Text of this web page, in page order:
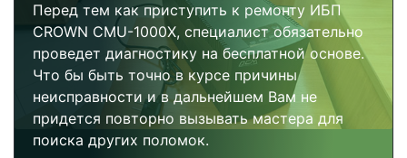
Перед тем как приступить к ремонту ИБП
CROWN CMU-1000X, специалист обязательно
проведет диагностику на бесплатной основе.
Что бы быть точно в курсе причины
неисправности и в дальнейшем Вам не
придется повторно вызывать мастера для
поиска других поломок.